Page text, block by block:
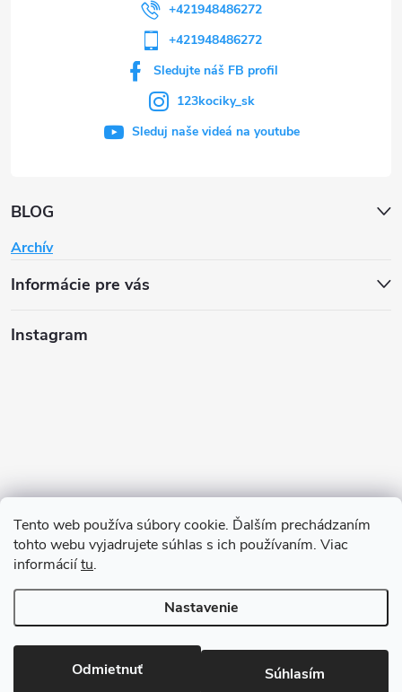
Tento web používa súbory cookie. Ďalším prechádzaním
tohto webu vyjadrujete súhlas s ich používaním. Viac
informáciítu.
Nastavenie
Odmietnuť Súhlasím
BLOG
Archív
Informácie pre vás
+421948486272
+421948486272
Sledujte náš FB profil
123kociky_sk
Sleduj naše videá na youtube
Instagram
Sledovať na Instagrame
123kociky.sk. Všetky práva vyhradené.